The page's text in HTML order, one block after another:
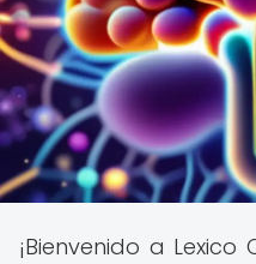
¡Bienvenido a